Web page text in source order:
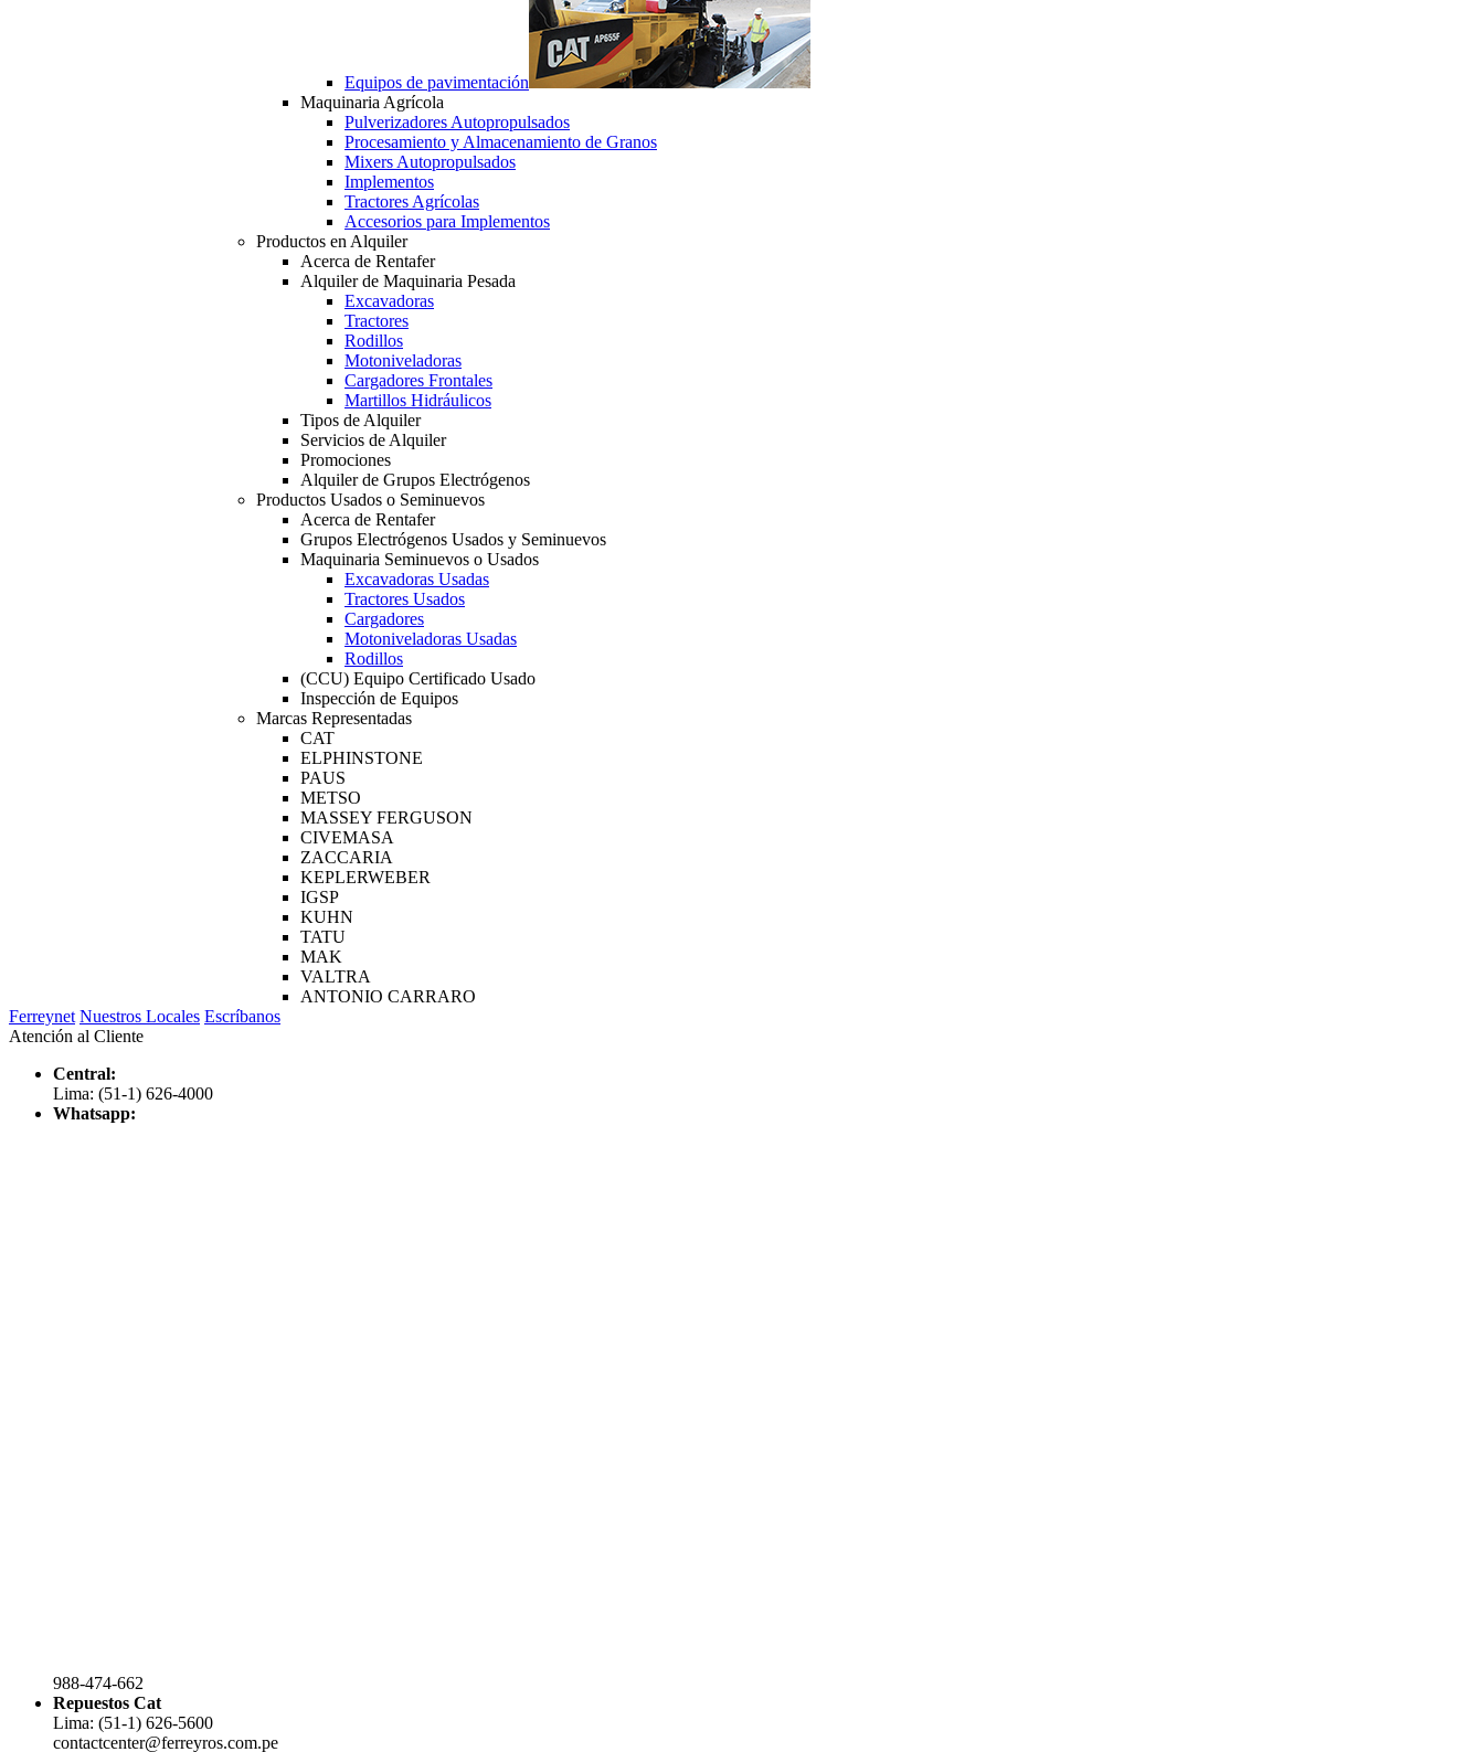
Equipos de pavimentación
Maquinaria Agrícola
Pulverizadores Autopropulsados
Procesamiento y Almacenamiento de Granos
Mixers Autopropulsados
Implementos
Tractores Agrícolas
Accesorios para Implementos
Productos en Alquiler
Acerca de Rentafer
Alquiler de Maquinaria Pesada
Excavadoras
Tractores
Rodillos
Motoniveladoras
Cargadores Frontales
Martillos Hidráulicos
Tipos de Alquiler
Servicios de Alquiler
Promociones
Alquiler de Grupos Electrógenos
Productos Usados o Seminuevos
Acerca de Rentafer
Grupos Electrógenos Usados y Seminuevos
Maquinaria Seminuevos o Usados
Excavadoras Usadas
Tractores Usados
Cargadores
Motoniveladoras Usadas
Rodillos
(CCU) Equipo Certificado Usado
Inspección de Equipos
Marcas Representadas
CAT
ELPHINSTONE
PAUS
METSO
MASSEY FERGUSON
CIVEMASA
ZACCARIA
KEPLERWEBER
IGSP
KUHN
TATU
MAK
VALTRA
ANTONIO CARRARO
Ferreynet Nuestros Locales Escríbanos
Atención al Cliente
Central:
Lima: (51-1) 626-4000
Whatsapp:
988-474-662
Repuestos Cat
Lima: (51-1) 626-5600
contactcenter@ferreyros.com.pe